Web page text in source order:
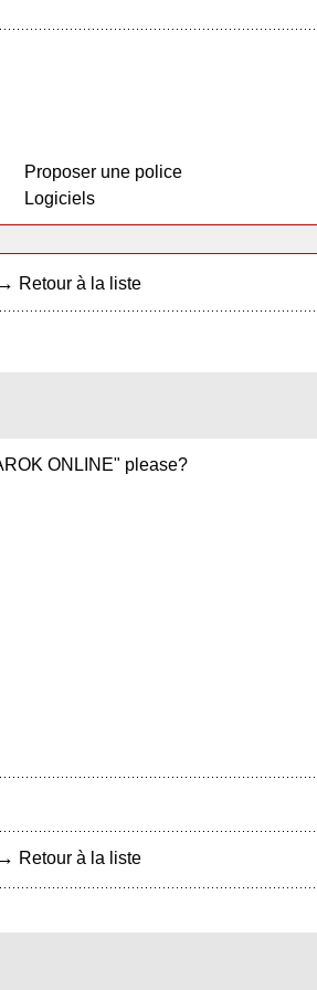
Proposer une police
Logiciels
Retour à la liste
ONLINE" please?
Retour à la liste